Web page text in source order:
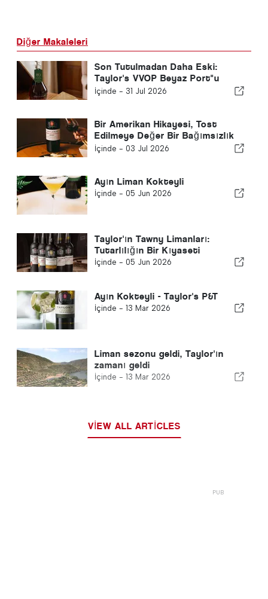
Diğer Makaleleri
Son Tutulmadan Daha Eski:
Taylor's VVOP Beyaz Port"u
Tanıttı
İçinde - 31 Jul 2026
Bir Amerikan Hikayesi, Tost
Edilmeye Değer Bir Bağımsızlık
Günü
İçinde - 03 Jul 2026
Ayın Liman Kokteyli
İçinde - 05 Jun 2026
Taylor'ın Tawny Limanları:
Tutarlılığın Bir Kıyaseti
İçinde - 05 Jun 2026
Ayın Kokteyli - Taylor's P&T
İçinde - 13 Mar 2026
Liman sezonu geldi, Taylor'ın
zamanı geldi
İçinde - 13 Mar 2026
VIEW ALL ARTICLES